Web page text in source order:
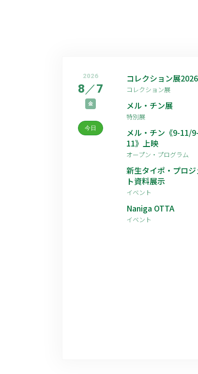
2026
8／7
金
今日
コレクション展
コレクション展
メル・チン展
特別展
メル・チン《9-11/9-
11》上映
オープン・プログラム
新生タイポ・プロジ
ト資料展示
イベント
Naniga OTTA
イベント